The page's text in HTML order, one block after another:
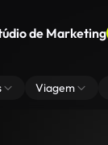
de Marketing
Viagem